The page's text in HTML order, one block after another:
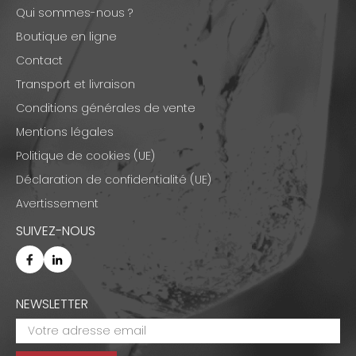
Qui sommes-nous ?
Boutique en ligne
Contact
Transport et livraison
Conditions générales de vente
Mentions légales
Politique de cookies (UE)
Déclaration de confidentialité (UE)
Avertissement
SUIVEZ-NOUS
NEWSLETTER